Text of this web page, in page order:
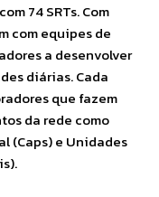
74 SRTs. Com
com equipes de
a desenvolver
diárias. Cada
que fazem
da rede como
(Caps) e Unidades